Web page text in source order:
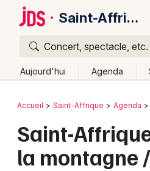
Saint-Affrique
Concert, spectacle, etc.
Aujourd'hui Agenda
Publier un événement
Bordeaux
Colmar
Retour
Accueil Saint-Affrique Agenda
Saint-
la montagne
Quoi ?
Où ?
Midi-Pyrénées
Partout
Quand ?